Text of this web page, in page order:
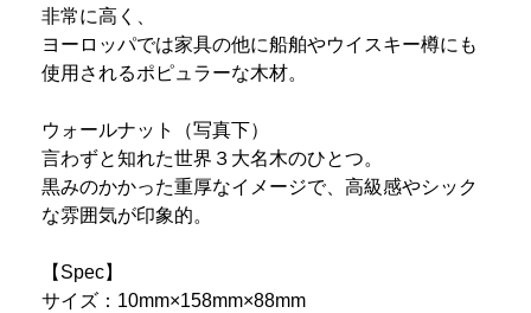
非常に高く、
ヨーロッパでは家具の他に船舶やウイスキー樽にも
使用されるポピュラーな木材。
ウォールナット（写真下）
言わずと知れた世界３大名木のひとつ。
黒みのかかった重厚なイメージで、高級感やシック
な雰囲気が印象的。
【Spec】
サイズ：10mm×158mm×88mm